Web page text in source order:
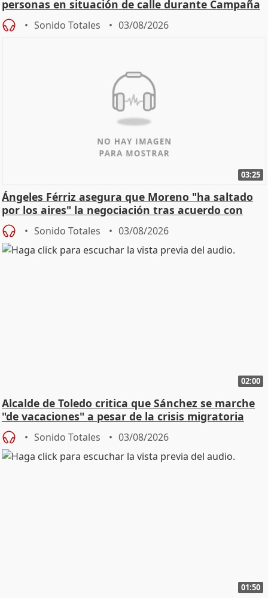
personas en situación de calle durante Campaña
de Calor
Sonido Totales 03/08/2026
03:25
Ángeles Férriz asegura que Moreno "ha saltado
por los aires" la negociación tras acuerdo con
SMA
Sonido Totales 03/08/2026
02:00
Alcalde de Toledo critica que Sánchez se marche
"de vacaciones" a pesar de la crisis migratoria
Sonido Totales 03/08/2026
01:50